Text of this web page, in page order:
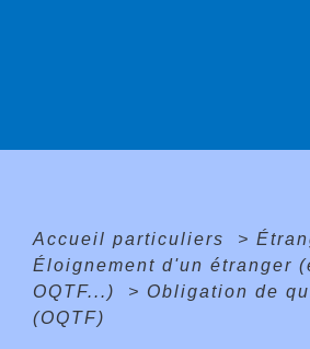
Accueil particuliers >
Éloignement d'un étranger
OQTF...)
> Obligation de
(OQTF)